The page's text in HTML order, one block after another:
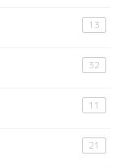
13
32
11
21